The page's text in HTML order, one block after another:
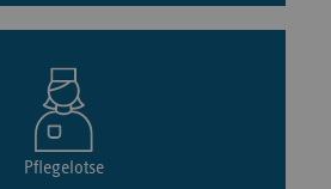
Pflegelotse